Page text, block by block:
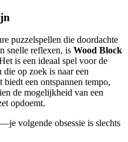
puzzelspellen die doordachte
snelle reflexen, is Wood Block
is een ideaal spel voor de
die op zoek is naar een
een ontspannen tempo,
de mogelijkheid van een
opdoemt.
volgende obsessie is slechts